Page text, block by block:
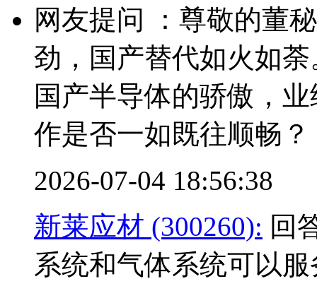
网友提问 ：尊敬的董
劲，国产替代如火如
国产半导体的骄傲，
作是否一如既往顺畅？
2026-07-04 18:56:38
新莱应材 (300260): 回
系统和气体系统可以